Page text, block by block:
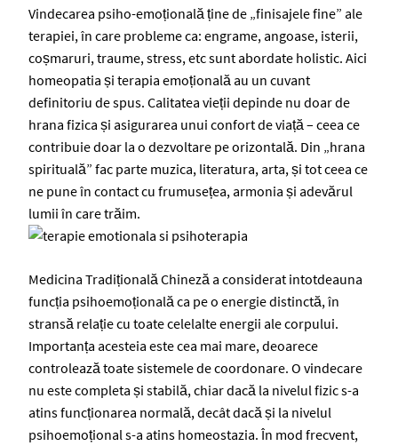
Vindecarea psiho-emoțională ține de „finisajele fine” ale
terapiei, în care probleme ca: engrame, angoase, isterii,
coșmaruri, traume, stress, etc sunt abordate holistic. Aici
homeopatia și terapia emoțională au un cuvant
definitoriu de spus. Calitatea vieții depinde nu doar de
hrana fizica și asigurarea unui confort de viață – ceea ce
contribuie doar la o dezvoltare pe orizontală. Din „hrana
spirituală” fac parte muzica, literatura, arta, și tot ceea ce
ne pune în contact cu frumusețea, armonia și adevărul
lumii în care trăim.
Medicina Tradițională Chineză a considerat intotdeauna
funcția psihoemoțională ca pe o energie distinctă, în
stransă relație cu toate celelalte energii ale corpului.
Importanța acesteia este cea mai mare, deoarece
controlează toate sistemele de coordonare. O vindecare
nu este completa și stabilă, chiar dacă la nivelul fizic s-a
atins funcționarea normală, decât dacă și la nivelul
psihoemoțional s-a atins homeostazia. În mod frecvent,